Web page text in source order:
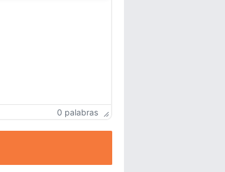
0 palabras